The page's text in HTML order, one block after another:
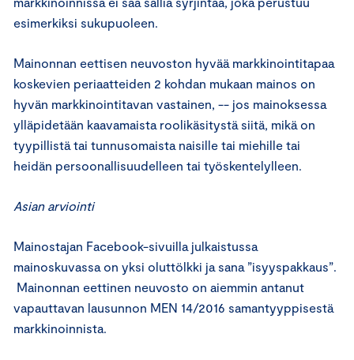
esimerkiksi sukupuoleen.
Mainonnan eettisen neuvoston hyvää markkinointitapaa
koskevien periaatteiden 2 kohdan mukaan mainos on
hyvän markkinointitavan vastainen, -- jos mainoksessa
ylläpidetään kaavamaista roolikäsitystä siitä, mikä on
tyypillistä tai tunnusomaista naisille tai miehille tai
heidän persoonallisuudelleen tai työskentelylleen.
Asian arviointi
Mainostajan Facebook-sivuilla julkaistussa
mainoskuvassa on yksi oluttölkki ja sana ”isyyspakkaus”.
Mainonnan eettinen neuvosto on aiemmin antanut
vapauttavan lausunnon MEN 14/2016 samantyyppisestä
markkinoinnista.